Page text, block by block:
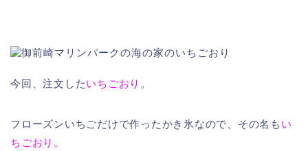
今回、注文したいちごおり 。
フローズンいちごだけで作ったかき氷なので、その名も い
ちごおり。